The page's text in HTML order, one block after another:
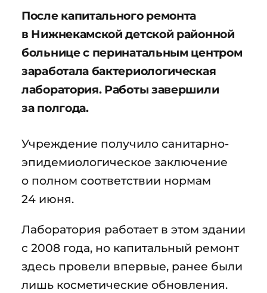
После капитального ремонта
в Нижнекамской детской районной
больнице с перинатальным центром
заработала бактериологическая
лаборатория. Работы завершили
за полгода.
Учреждение получило санитарно-
эпидемиологическое заключение
о полном соответствии нормам
24 июня.
Лаборатория работает в этом здании
с 2008 года, но капитальный ремонт
здесь провели впервые, ранее были
лишь косметические обновления.